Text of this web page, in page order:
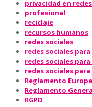
privacidad en
profesional
reciclaje
recursos humanos
redes sociales
redes sociales
redes sociales
redes sociales
Reglamento
Reglamento
RGPD